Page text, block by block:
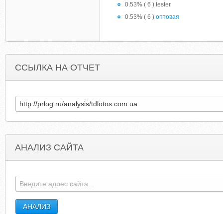
0.53% ( 6 ) tester
0.53% ( 6 ) оптовая
ССЫЛКА НА ОТЧЕТ
АНАЛИЗ САЙТА